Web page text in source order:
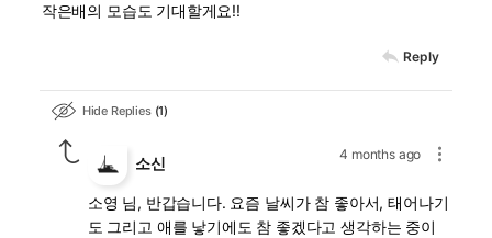
작은배의 모습도 기대할게요!!
Reply
Hide Replies 1
4 months ago
소신
소영 님, 반갑습니다. 요즘 날씨가 참 좋아서, 태어나기
도 그리고 애를 낳기에도 참 좋겠다고 생각하는 중이